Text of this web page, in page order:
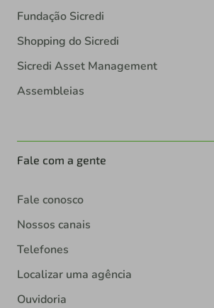
Fundação Sicredi
Shopping do Sicredi
Sicredi Asset Management
Assembleias
Fale com a gente
Fale conosco
Nossos canais
Telefones
Localizar uma agência
Ouvidoria